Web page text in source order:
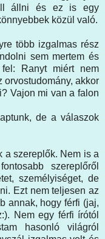
állni és ez is egy
közül való.
több izgalmas rész
sem mertem és
fel: Ranyt miért nem
orvostudomány, akkor
Vajon mi van a falon
de a válaszok
a szereplők. Nem is a
szereplőről
személyiséget, de
Ezt nem teljesen az
annak, hogy férfi (jaj,
Nem egy férfi írótól
hasonló világról